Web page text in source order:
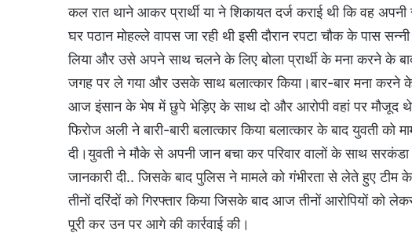
कल रात थाने आकर प्रार्थी या ने शिकायत दर्ज कराई थी कि वह
घर पठान मोहल्ले वापस जा रही थी इसी दौरान रपटा चौक के पास
लिया और उसे अपने साथ चलने के लिए बोला प्रार्थी के मना करने के
जगह पर ले गया और उसके साथ बलात्कार किया।बार-बार मना करने
आज इंसान के भेष में छुपे भेड़िए के साथ दो और आरोपी वहां पर मौजूद
फिरोज अली ने बारी-बारी बलात्कार किया बलात्कार के बाद युवती
दी।युवती ने मौके से अपनी जान बचा कर परिवार वालों के साथ
जानकारी दी.. जिसके बाद पुलिस ने मामले को गंभीरता से लेते हुए
तीनों दरिंदों को गिरफ्तार किया जिसके बाद आज तीनों आरोपियों को
पूरी कर उन पर आगे की कार्रवाई की।